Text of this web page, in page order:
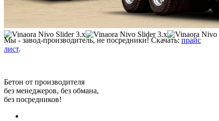
Мы - завод-производитель, не посредники! Скачать: прайс
лист.
Бетон от производителя
без менеджеров, без обмана,
без посредников!